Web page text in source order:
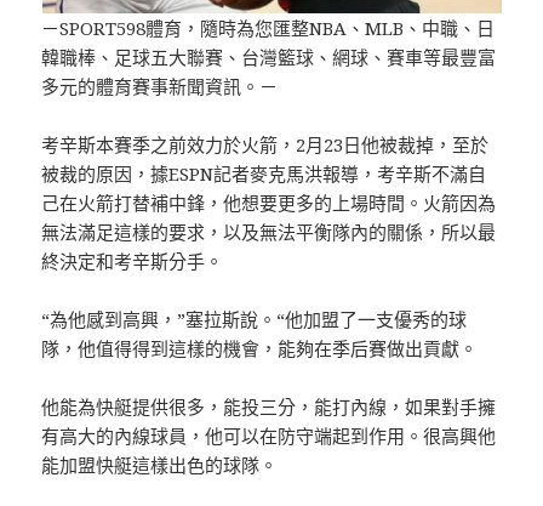
－SPORT598體育，隨時為您匯整NBA、MLB、中職、日
韓職棒、足球五大聯賽、台灣籃球、網球、賽車等最豐富
多元的體育賽事新聞資訊。－
考辛斯本賽季之前效力於火箭，2月23日他被裁掉，至於
被裁的原因，據ESPN記者麥克馬洪報導，考辛斯不滿自
己在火箭打替補中鋒，他想要更多的上場時間。火箭因為
無法滿足這樣的要求，以及無法平衡隊內的關係，所以最
終決定和考辛斯分手。
“為他感到高興，”塞拉斯說。“他加盟了一支優秀的球
隊，他值得得到這樣的機會，能夠在季后賽做出貢獻。
他能為快艇提供很多，能投三分，能打內線，如果對手擁
有高大的內線球員，他可以在防守端起到作用。很高興他
能加盟快艇這樣出色的球隊。